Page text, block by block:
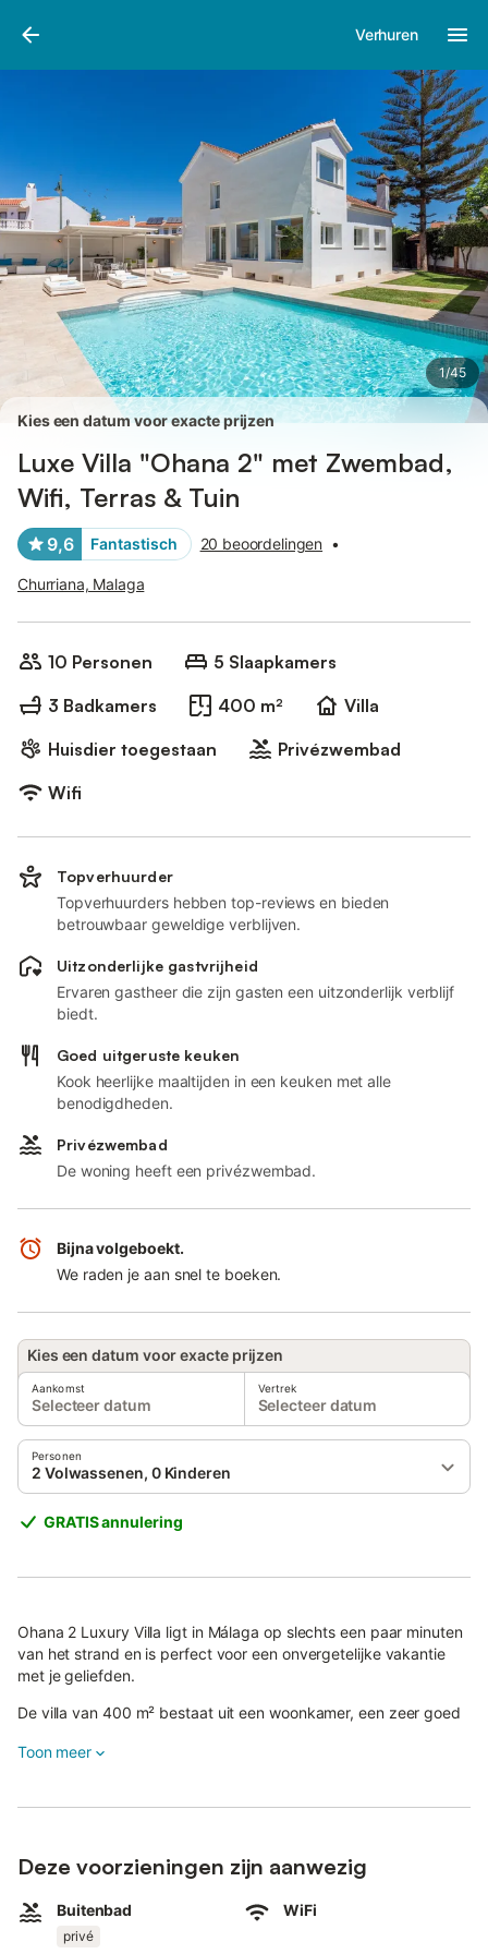
Verhuren
1/45
Afbeeldingen
Kies een datum voor exacte prijzen
Luxe Villa "Ohana 2" met Zwembad,
Wifi, Terras & Tuin
9,6 Fantastisch 20 beoordelingen •
Churriana, Malaga
10 Personen
5 Slaapkamers
3 Badkamers
400 m²
Villa
Huisdier toegestaan
Privézwembad
Wifi
Topverhuurder
Topverhuurders hebben top-reviews en bieden
betrouwbaar geweldige verblijven.
Uitzonderlijke gastvrijheid
Ervaren gastheer die zijn gasten een uitzonderlijk verblijf
biedt.
Goed uitgeruste keuken
Kook heerlijke maaltijden in een keuken met alle
benodigdheden.
Privézwembad
De woning heeft een privézwembad.
Bijna volgeboekt.
We raden je aan snel te boeken.
Kies een datum voor exacte prijzen
Aankomst
Selecteer datum
Vertrek
Selecteer datum
Personen
2 Volwassenen, 0 Kinderen
GRATIS annulering
Ohana 2 Luxury Villa ligt in Málaga op slechts een paar minuten
van het strand en is perfect voor een onvergetelijke vakantie
met je geliefden.
De villa van 400 m² bestaat uit een woonkamer, een zeer goed
badkamers en 2 extra toiletten en is dus geschikt voor 8
wasmachine, een dvd-speler en een tv met streamingdiensten.
aanvraag.
De villa beschikt over een privé-buitengedeelte met een
Toon meer
Deze voorzieningen zijn aanwezig
Buitenbad
privé
WiFi